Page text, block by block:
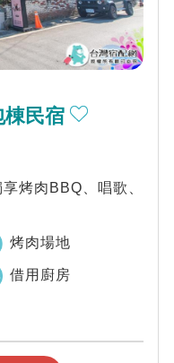
棟民宿
烤肉BBQ、唱歌、
烤肉場地
借用廚房